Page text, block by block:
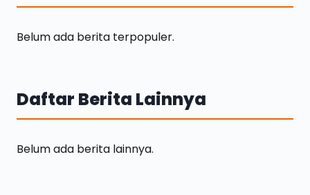
Belum ada berita terpopuler.
Daftar Berita Lainnya
Belum ada berita lainnya.